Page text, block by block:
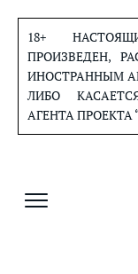
содержанию
18+
ПРОИЗВЕДЕН,
ИНОСТРАННЫМ
ЛИБО
АГЕНТА